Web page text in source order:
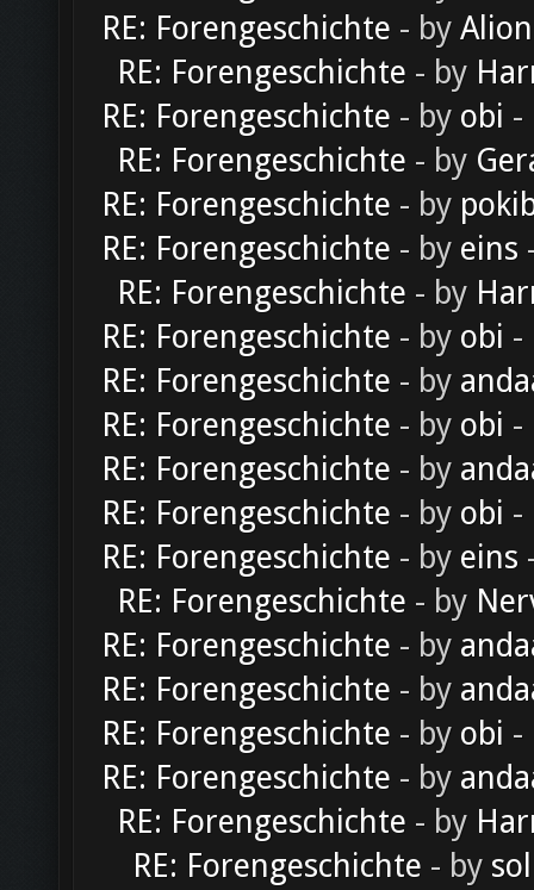
RE: Forengeschichte - by Alion
RE: Forengeschichte - by
RE: Forengeschichte - by obi -
RE: Forengeschichte - by
RE: Forengeschichte - by
RE: Forengeschichte - by eins
RE: Forengeschichte - by
RE: Forengeschichte - by obi -
RE: Forengeschichte - by
RE: Forengeschichte - by obi -
RE: Forengeschichte - by
RE: Forengeschichte - by obi -
RE: Forengeschichte - by eins
RE: Forengeschichte - by
RE: Forengeschichte - by
RE: Forengeschichte - by
RE: Forengeschichte - by obi -
RE: Forengeschichte - by
RE: Forengeschichte - by
RE: Forengeschichte - by